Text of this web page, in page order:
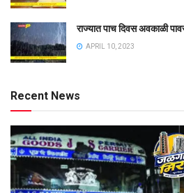
राज्यात पाच दिवस अवकाळी
APRIL 10, 2023
Recent News